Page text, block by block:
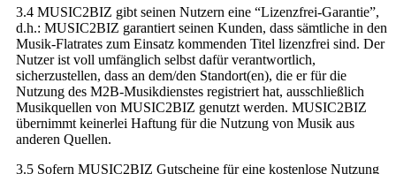
3.4 MUSIC2BIZ gibt seinen Nutzern eine “Lizenzfrei-Garantie”,
d.h.: MUSIC2BIZ garantiert seinen Kunden, dass sämtliche in den
Musik-Flatrates zum Einsatz kommenden Titel lizenzfrei sind. Der
Nutzer ist voll umfänglich selbst dafür verantwortlich,
sicherzustellen, dass an dem/den Standort(en), die er für die
Nutzung des M2B-Musikdienstes registriert hat, ausschließlich
Musikquellen von MUSIC2BIZ genutzt werden. MUSIC2BIZ
übernimmt keinerlei Haftung für die Nutzung von Musik aus
anderen Quellen.
3.5 Sofern MUSIC2BIZ Gutscheine für eine kostenlose Nutzung